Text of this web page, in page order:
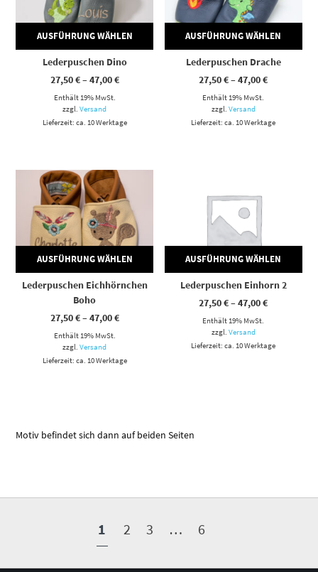
AUSFÜHRUNG WÄHLEN
Lederpuschen Dino
27,50€–47,00€Preisspanne:
Enthält 19% MwSt.
zzgl.Versand
Lieferzeit: ca. 10 Werktage
AUSFÜHRUNG WÄHLEN
Lederpuschen Drache
27,50€–47,00€
Enthält 19% MwSt.
zzgl. Versand
Lieferzeit: ca. 10 Werktage
AUSFÜHRUNG WÄHLEN
Dieses Produkt weist mehrere Varianten auf. Die Optionen können auf der Produktseite gewählt werden
Lederpuschen Eichhörnchen
Boho
27,50€–47,00€Preisspanne:
Enthält 19% MwSt.
zzgl.Versand
Lieferzeit: ca. 10 Werktage
AUSFÜHRUNG WÄHLEN
Lederpuschen Einhorn 2
27,50€–47,00€
Enthält 19% MwSt.
zzgl. Versand
Lieferzeit: ca. 10 Werktage
Motiv befindet sich dann auf beiden Seiten
1 2 3 … 6